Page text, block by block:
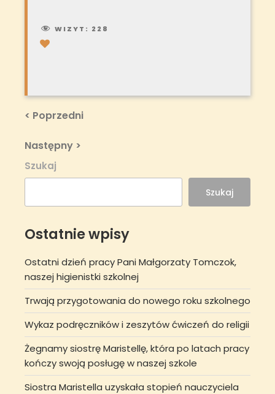
WIZYT: 228
Nawigacja
Previous
< Poprzedni
Next
Post
Następny >
Szukaj
Szukaj
Ostatnie wpisy
Ostatni dzień pracy Pani Małgorzaty Tomczok,
naszej higienistki szkolnej
Trwają przygotowania do nowego roku szkolnego
Wykaz podręczników i zeszytów ćwiczeń do religii
Żegnamy siostrę Maristellę, która po latach pracy
kończy swoją posługę w naszej szkole
Siostra Maristella uzyskała stopień nauczyciela